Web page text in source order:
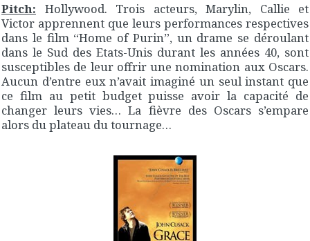
Pitch: Hollywood. Trois acteurs, Marylin, Callie et
Victor apprennent que leurs performances respectives
dans le film “Home of Purin”, un drame se déroulant
dans le Sud des Etats-Unis durant les années 40, sont
susceptibles de leur offrir une nomination aux Oscars.
Aucun d’entre eux n’avait imaginé un seul instant que
ce film au petit budget puisse avoir la capacité de
changer leurs vies… La fièvre des Oscars s’empare
alors du plateau du tournage…